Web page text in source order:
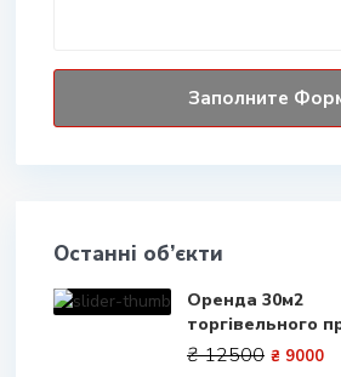
Останні об’єкти
Оренда 30м2
торгівельного
₴ 12500 ₴ 9000